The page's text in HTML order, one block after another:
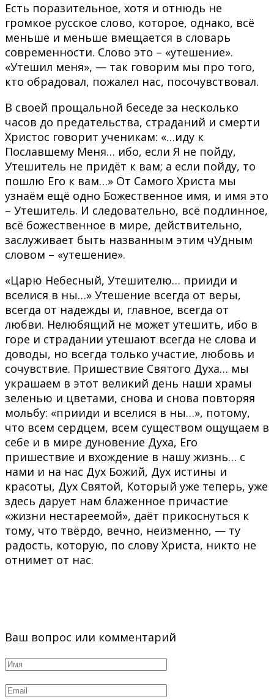
Есть поразительное, хотя и отнюдь не
громкое русское слово, которое, однако, всё
меньше и меньше вмещается в словарь
современности. Слово это – «утешение».
«Утешил меня», — так говорим мы про того,
кто обрадовал, пожалел нас, посочувствовал.
В своей прощальной беседе за несколько
часов до предательства, страданий и смерти
Христос говорит ученикам: «…иду к
Пославшему Меня… ибо, если Я не пойду,
Утешитель не придёт к вам; а если пойду, то
пошлю Его к вам…» От Самого Христа мы
узнаём ещё одно Божественное имя, и имя это
– Утешитель. И следовательно, всё подлинное,
всё божественное в мире, действительно,
заслуживает быть названным этим чУдным
словом – «утешение».
«Царю Небесный, Утешителю… прииди и
вселися в ны…» Утешение всегда от веры,
всегда от надежды и, главное, всегда от
любви. Нелюбящий не может утешить, ибо в
горе и страдании утешают всегда не слова и
доводы, но всегда только участие, любовь и
сочувствие. Пришествие Святого Духа… мы
украшаем в этот великий день наши храмы
зеленью и цветами, снова и снова повторяя
мольбу: «прииди и вселися в ны…», потому,
что всем сердцем, всем существом ощущаем в
себе и в мире дуновение Духа, Его
пришествие и вхождение в нашу жизнь… с
нами и на нас Дух Божий, Дух истины и
красоты, Дух Святой, Который уже теперь, уже
здесь дарует нам блаженное причастие
«жизни нестареемой», даёт прикоснуться к
тому, что твёрдо, вечно, неизменно, — ту
радость, которую, по слову Христа, никто не
отнимет от нас.
Ваш вопрос или комментарий
Имя
Email